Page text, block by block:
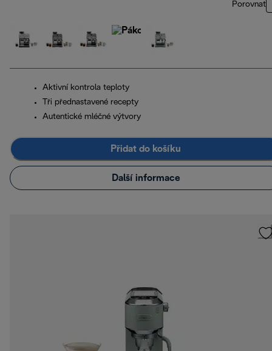
Porovnat
Aktivní kontrola teploty
Tři přednastavené recepty
Autentické mléčné výtvory
Přidat do košíku
Další informace